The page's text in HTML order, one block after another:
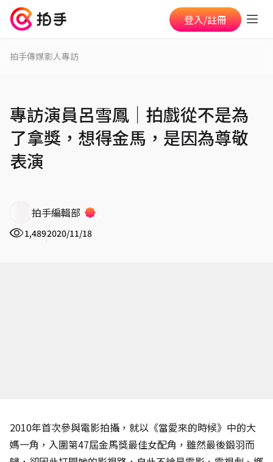
登入/註冊
拍手傳媒影人專訪
專訪演員呂雪鳳｜拍戲從不是為
了拿獎，想得金馬，是因為尊敬
表演
拍手編輯部
1,4892020/11/18
2010年首次參與電影拍攝，就以《當愛來的時候》中的大
媽一角，入圍第47屆金馬獎最佳女配角，雖然最後鍛羽而